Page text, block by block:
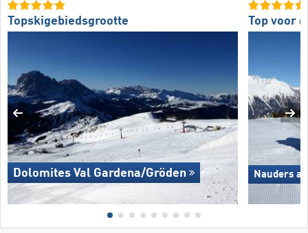
Topskigebiedsgrootte
Dolomites Val Gardena/​Gröden
Top voor
Nauders